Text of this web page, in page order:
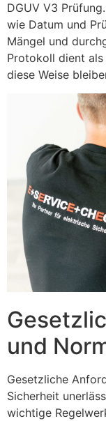
DGUV V3
wie Datum und
Mängel und
Protokoll dient
diese Weise
und
Gesetzliche
Sicherheit
wichtige